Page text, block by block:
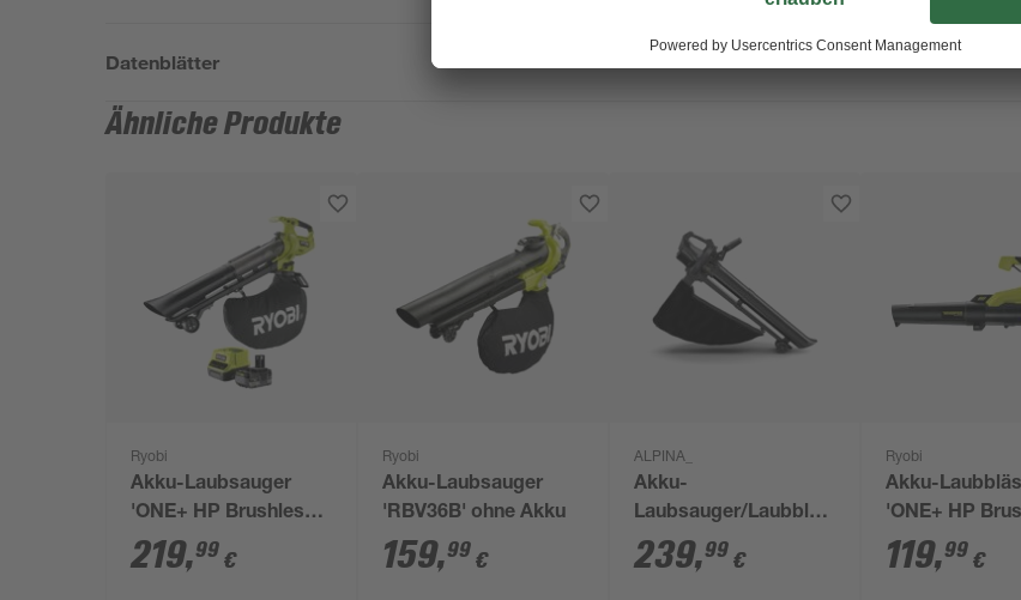
Datenblätter
Ähnliche Produkte
Ryobi
Akku-Laubsauger
'ONE+ HP Brushless
RY18BVXA-150' mit
Akku und Ladegerät
219,99 €
Ryobi
Akku-Laubsauger
'RBV36B' ohne Akku
159,99 €
ALPINA_
Akku-
Laubsauger/Laubbläser
'AV 20 Li' inklusive
Akku und Ladegerät
239,99 €
Ryobi
Akku-
'ONE+ HP
Whisper
0' ohne Akku
119,99 €